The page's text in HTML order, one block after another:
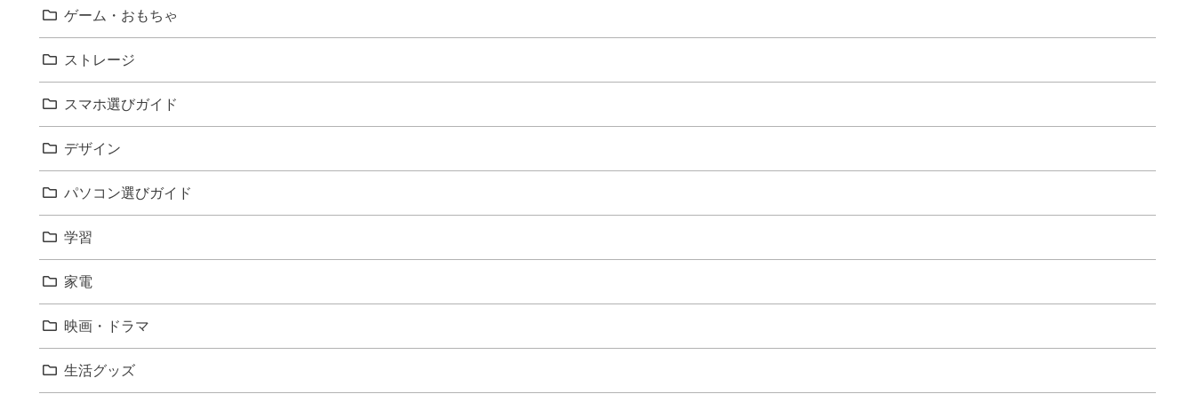
ゲーム・おもちゃ
ストレージ
スマホ選びガイド
デザイン
パソコン選びガイド
学習
家電
映画・ドラマ
生活グッズ